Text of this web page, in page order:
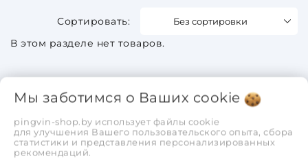
Без сортировки
В этом разделе нет товаров.
Мы заботимся о Ваших cookie
pingvin-shop.by использует файлы cookie
для улучшения Вашего пользовательского опыта, сбора
статистики и представления персонализированных
рекомендаций.